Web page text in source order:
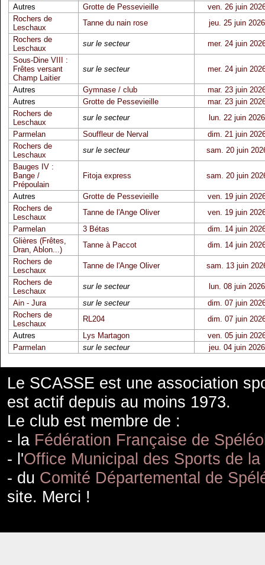
Autres
Grotte de Pessevieille
ven. 26 juin
Rochers de
Leschaux
Tanne du nain rose
jeu. 25 juin 2026
Rochers de
Leschaux
sur le secteur
mer. 24 juin
Sous-Dine VIII :
Frêtes versant
Champ Laitier
sur le secteur mer. 24 juin
Autres Gymnase / club
mar. 23 juin
Autres
Grotte de Pessevieille
mar. 23 juin
Rochers de
Leschaux
sur le secteur
lun. 22 juin 2026
Parmelan
Souffleur de Nerval
dim. 21 juin
Rochers de
Leschaux
sur le secteur
sam. 20 juin
Bauges IV :
Bange /
Prépoulain
Fitoja express sam. 20 juin
Autres Grotte de Pessevieille
ven. 19 juin
Rochers de
Leschaux
Tanne de l'Ange Oliver
ven. 19 juin
Parmelan
3 Bétas
dim. 14 juin
Glières (Frêtes,
Dran, Ablon...)
Tanne à Paccot
dim. 14 juin
Rochers de
Leschaux
Tanne de l'Ange Oliver
sam. 13 juin
Rochers de
Leschaux
sur le secteur
lun. 08 juin 2026
Ain - Jura
sur le secteur
dim. 07 juin
Rochers de
Leschaux
RL204
dim. 07 juin
Autres
Lys Martagon
ven. 05 juin
Parmelan
sur le secteur jeu. 04 juin 2026
Le SCASSE est une association
est actif depuis au moins 1973.
Le club est membre de :
- la Fédération Française de
- l'Office Municipal des Sports de
- du Comité Départemental de
site. Merci !